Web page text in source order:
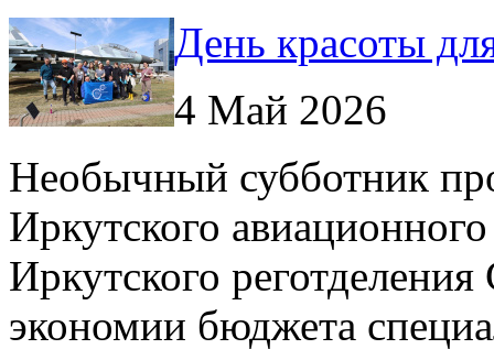
День красоты
4 Май 2026
Необычный субботник
Иркутского
Иркутского
экономии бюджета